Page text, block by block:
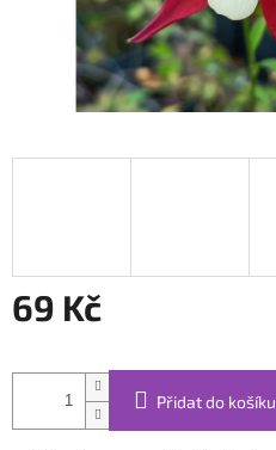
69 Kč
cena:
Přidat do košíku